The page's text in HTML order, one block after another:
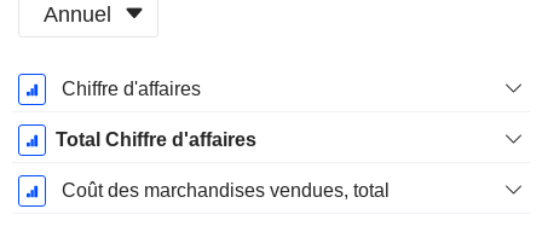
Annuel
Période
Fiscale:
Décembre
Chiffre d'affaires
Total Chiffre d'affaires
Coût des marchandises vendues, total